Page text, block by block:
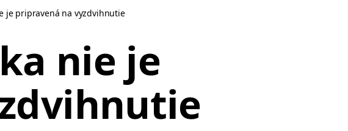
je pripravená na vyzdvihnutie
nie je